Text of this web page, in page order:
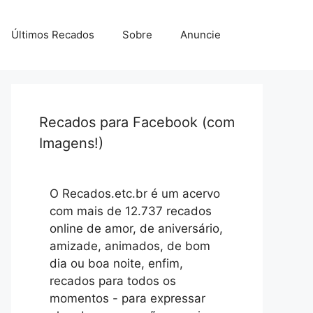
Últimos Recados Sobre Anuncie
Recados para Facebook (com
Imagens!)
O Recados.etc.br é um acervo
com mais de 12.737 recados
online de amor, de aniversário,
amizade, animados, de bom
dia ou boa noite, enfim,
recados para todos os
momentos - para expressar